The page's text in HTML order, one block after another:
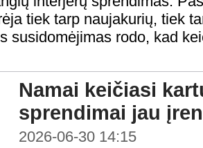
tiek tarp naujakurių, tiek
susidomėjimas rodo, kad
Namai keičiasi
sprendimai jau
2026-06-30 14:15